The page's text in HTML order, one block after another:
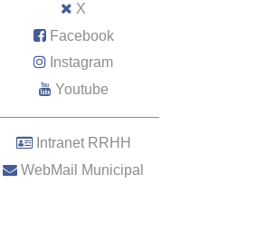
X
Facebook
Instagram
Youtube
Intranet RRHH
WebMail Municipal